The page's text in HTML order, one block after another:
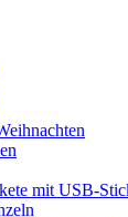
mit USB-